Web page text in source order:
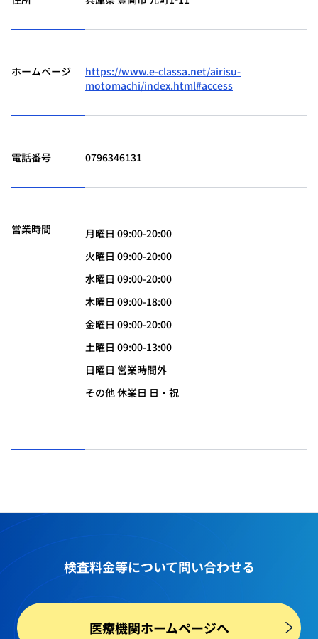
ホームページ
https://www.e-classa.net/airisu-
motomachi/index.html#access
電話番号 0796346131
営業時間
月曜日 09:00-20:00
火曜日 09:00-20:00
水曜日 09:00-20:00
木曜日 09:00-18:00
金曜日 09:00-20:00
土曜日 09:00-13:00
日曜日 営業時間外
その他 休業日 日・祝
検査料金等について問い合わせる
医療機関ホームページへ